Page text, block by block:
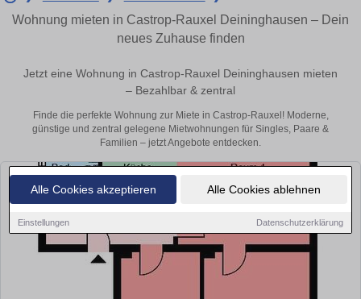
Alle Cookies akzeptieren Alle Cookies ablehnen
Einstellungen Datenschutzerklärung
Wohnung mieten in Castrop-Rauxel Deininghausen – Dein
neues Zuhause finden
Jetzt eine Wohnung in Castrop-Rauxel Deininghausen mieten
– Bezahlbar & zentral
Finde die perfekte Wohnung zur Miete in Castrop-Rauxel! Moderne,
günstige und zentral gelegene Mietwohnungen für Singles, Paare &
Familien – jetzt Angebote entdecken.